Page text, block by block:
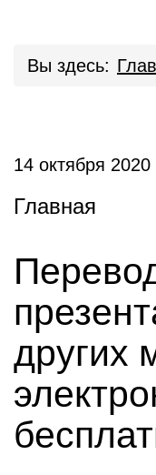
Вы здесь:
14 октября 2020
Главная
других